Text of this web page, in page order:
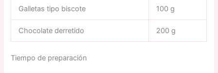
Galletas tipo biscote 100 g
Chocolate derretido 200 g
Tiempo de preparación